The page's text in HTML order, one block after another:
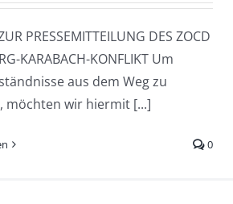
PRESSEMITTEILUNG DES ZOCD
KARABACH-KONFLIKT Um
aus dem Weg zu
möchten wir hiermit [...]
0